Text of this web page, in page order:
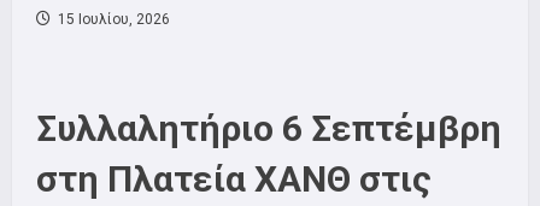
15 Ιουλίου, 2026
Συλλαλητήριο 6 Σεπτέμβρη
στη Πλατεία ΧΑΝΘ στις